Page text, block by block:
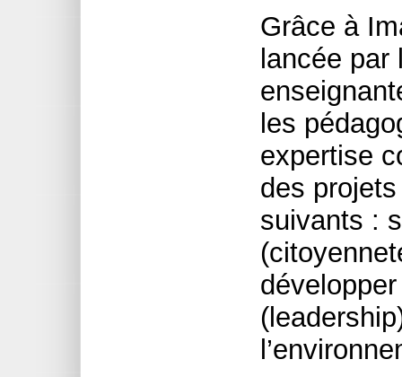
Grâce à
lancée
les
expertise
des
suivants :